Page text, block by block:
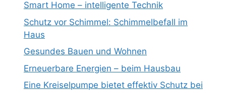
Smart Home – intelligente Technik
Schutz vor Schimmel: Schimmelbefall im
Haus
Gesundes Bauen und Wohnen
Erneuerbare Energien – beim Hausbau
Eine Kreiselpumpe bietet effektiv Schutz bei